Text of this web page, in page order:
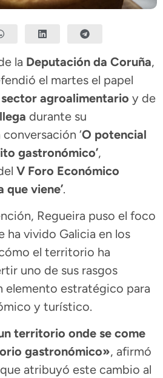
la Deputación da Coruña,
el martes el papel
sector agroalimentario y de
durante su
‘O potencial
gastronómico’,
V Foro Económico
que viene’.
Regueira puso el foco
ha vivido Galicia en los
el territorio ha
uno de sus rasgos
elemento estratégico para
y turístico.
territorio onde se come
gastronómico», afirmó
atribuyó este cambio al